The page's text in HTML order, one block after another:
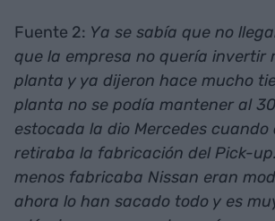
Fuente 2: Ya se sabía que no
que la empresa no quería invertir
planta y ya dijeron hace mucho
planta no se podía mantener al
estocada la dio Mercedes cuando
retiraba la fabricación del Pick-
menos fabricaba Nissan eran
ahora lo han sacado todo y es